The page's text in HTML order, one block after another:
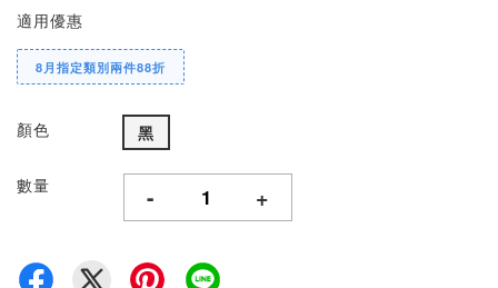
適用優惠
8月指定類別兩件88折
顏色 黑
數量 - +